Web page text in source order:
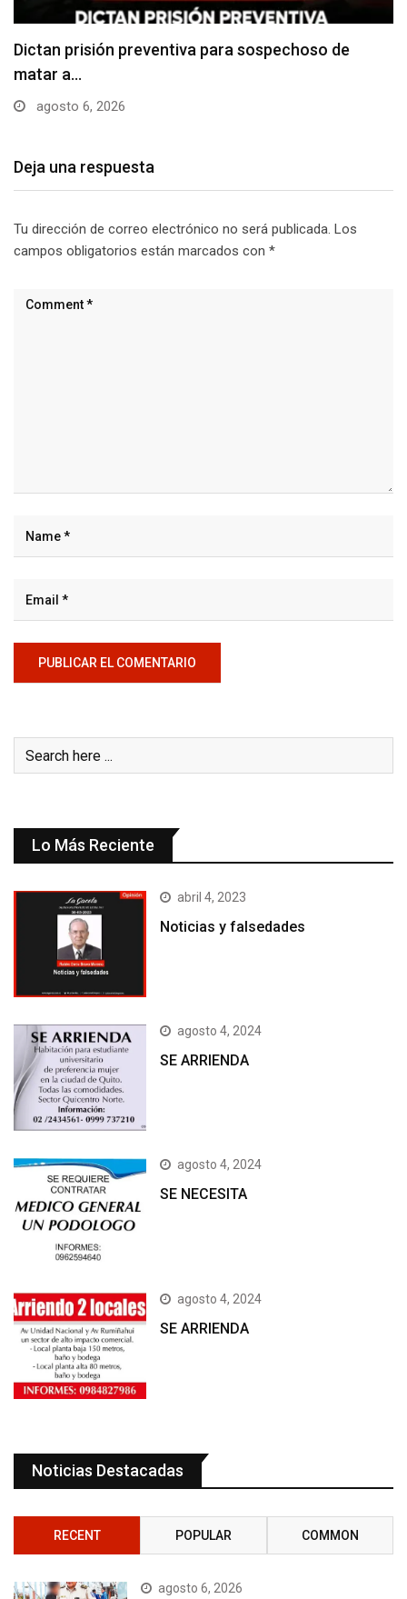
Usuarios madrugan y hacen largas filas para
obtener…
agosto 6, 2026
Deja una respuesta
Tu dirección de correo electrónico no será publicada. Los
campos obligatorios están marcados con *
Lo Más Reciente
abril 4, 2023
Noticias y falsedades
agosto 4, 2024
SE ARRIENDA
agosto 4, 2024
SE NECESITA
agosto 4, 2024
SE ARRIENDA
Noticias Destacadas
RECENT POPULAR COMMON
agosto 6, 2026